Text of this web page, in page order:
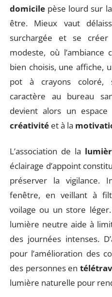
domicile pèse lourd sur
être. Mieux vaut
surchargée et se
modeste, où l’ambiance
bien choisis, une affiche,
pot à crayons coloré,
caractère au bureau
devient alors un
créativité et à la
L’association de la
éclairage d’appoint
préserver la vigilance.
fenêtre, en veillant à
voilage ou un store
lumière neutre aide à
des journées intenses.
pour l’amélioration des
des personnes en
lumière naturelle pour